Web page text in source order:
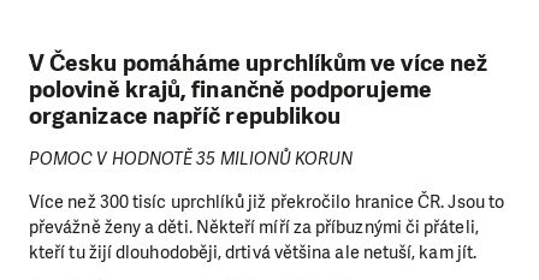
V Česku pomáháme uprchlíkům ve více než
polovině krajů, finančně podporujeme
organizace napříč republikou
POMOC V HODNOTĚ 35 MILIONŮ KORUN
Více než 300 tisíc uprchlíků již překročilo hranice ČR. Jsou to
převážně ženy a děti. Někteří míří za příbuznými či přáteli,
kteří tu žijí dlouhodoběji, drtivá většina ale netuší, kam jít.